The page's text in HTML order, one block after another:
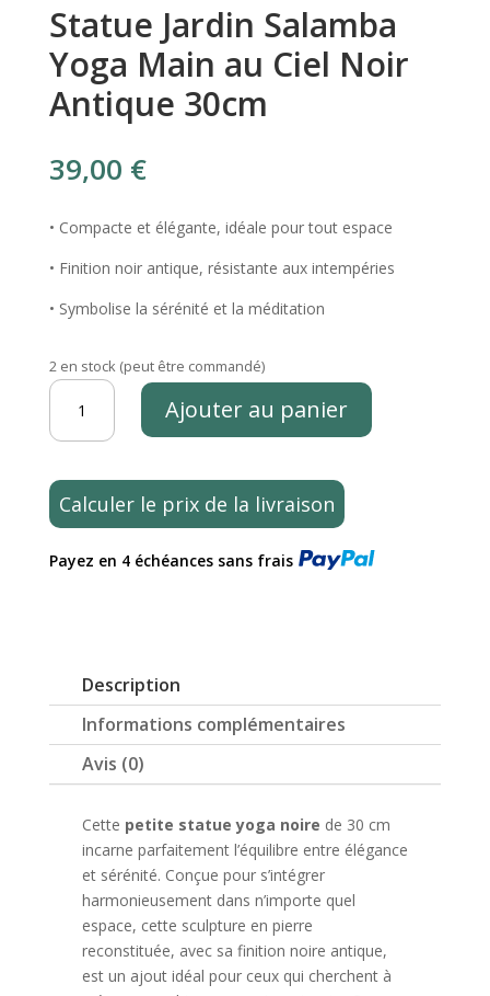
Statue Jardin Salamba
Yoga Main au Ciel Noir
Antique 30cm
39,00 €
• Compacte et élégante, idéale pour tout espace
• Finition noir antique, résistante aux intempéries
• Symbolise la sérénité et la méditation
2 en stock (peut être commandé)
quantité
Statue
Salamba
Yoga
au
Ajouter au panier
Calculer le prix de la livraison
Payez en 4 échéances sans frais
Description
Informations complémentaires
Avis (0)
Cette petite statue yoga noire de 30 cm
incarne parfaitement l’équilibre entre élégance
et sérénité. Conçue pour s’intégrer
harmonieusement dans n’importe quel
espace, cette sculpture en pierre
reconstituée, avec sa finition noire antique,
est un ajout idéal pour ceux qui cherchent à